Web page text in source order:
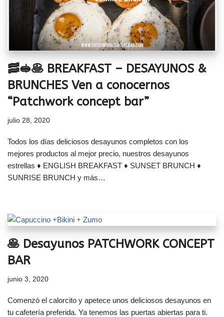
🥓🥪🥞 BREAKFAST – DESAYUNOS &
BRUNCHES Ven a conocernos
“Patchwork concept bar”
julio 28, 2020
Todos los días deliciosos desayunos completos con los
mejores productos al mejor precio, nuestros desayunos
estrellas ♦ ENGLISH BREAKFAST ♦ SUNSET BRUNCH ♦
SUNRISE BRUNCH y más…
🥞 Desayunos PATCHWORK CONCEPT
BAR
junio 3, 2020
Comenzó el calorcito y apetece unos deliciosos desayunos en
tu cafetería preferida. Ya tenemos las puertas abiertas para ti.